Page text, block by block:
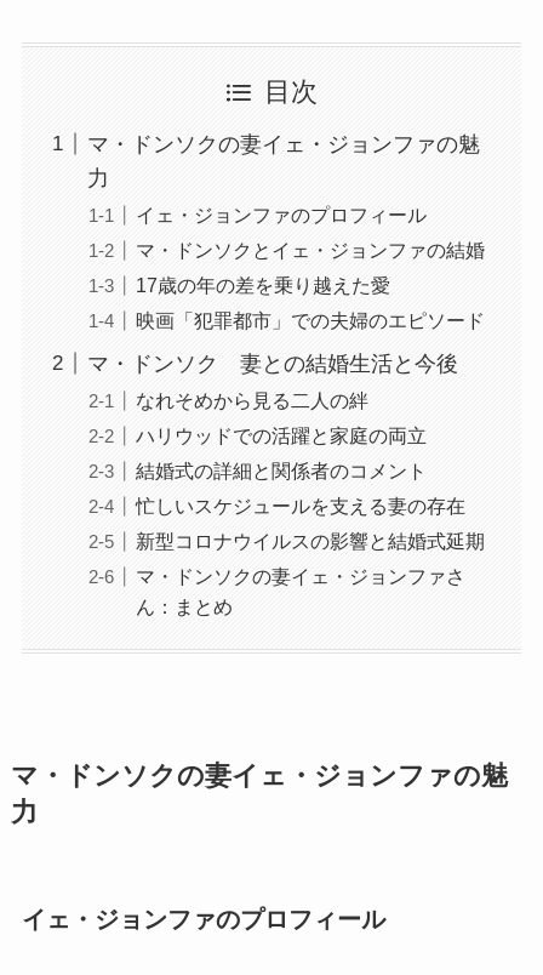
目次
マ・ドンソクの妻イェ・ジョンファの魅
力
イェ・ジョンファのプロフィール
マ・ドンソクとイェ・ジョンファの結婚
17歳の年の差を乗り越えた愛
映画「犯罪都市」での夫婦のエピソード
マ・ドンソク 妻との結婚生活と今後
なれそめから見る二人の絆
ハリウッドでの活躍と家庭の両立
結婚式の詳細と関係者のコメント
忙しいスケジュールを支える妻の存在
新型コロナウイルスの影響と結婚式延期
マ・ドンソクの妻イェ・ジョンファさ
ん：まとめ
マ・ドンソクの妻イェ・ジョンファの魅
力
イェ・ジョンファのプロフィール